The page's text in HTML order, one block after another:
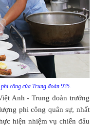
công của Trung đoàn 935.
Anh - Trung đoàn trưởng
phi công quân sự, nhất
hiện nhiệm vụ chiến đấu